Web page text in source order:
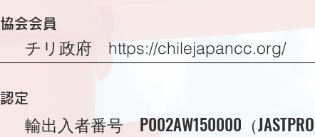
​協会会員
チリ政府 https://chilejapancc.org/
認定
輸出入者番号 P002AW150000（